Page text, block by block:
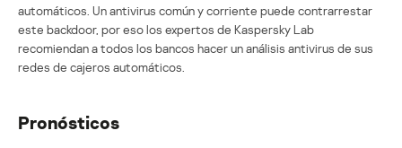
automáticos. Un antivirus común y corriente puede contrarrestar
este backdoor, por eso los expertos de Kaspersky Lab
recomiendan a todos los bancos hacer un análisis antivirus de sus
redes de cajeros automáticos.
Pronósticos